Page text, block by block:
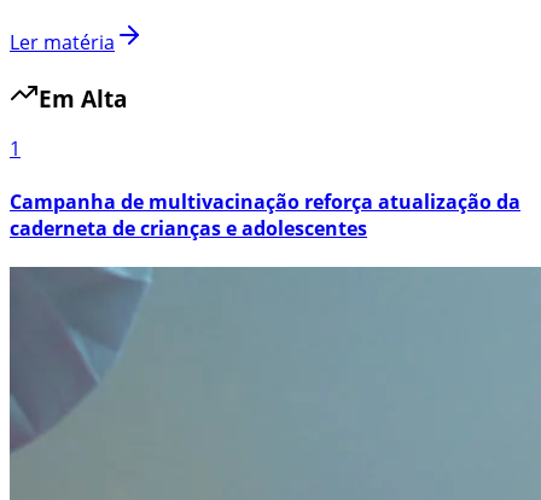
Ler matéria
Em Alta
1
Campanha de multivacinação reforça atualização da
caderneta de crianças e adolescentes